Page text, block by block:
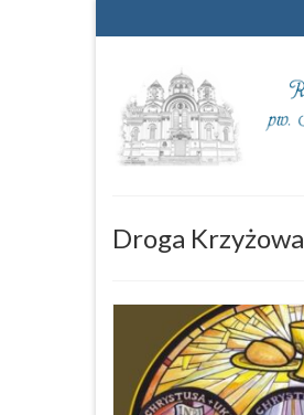
Droga Krzyżowa